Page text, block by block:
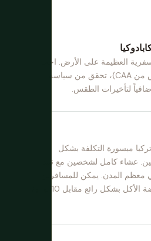
العظيمة على الأرض. احجز
مشغلاً موثوقاً (مرخص من CAA)، تحقق من سياسة
لتأخيرات الطقس.
ميسورة التكلفة بشكل
عشاء كامل لشخصين مع نبيذ
يورو في معظم المدن. يمكن للمسافرين